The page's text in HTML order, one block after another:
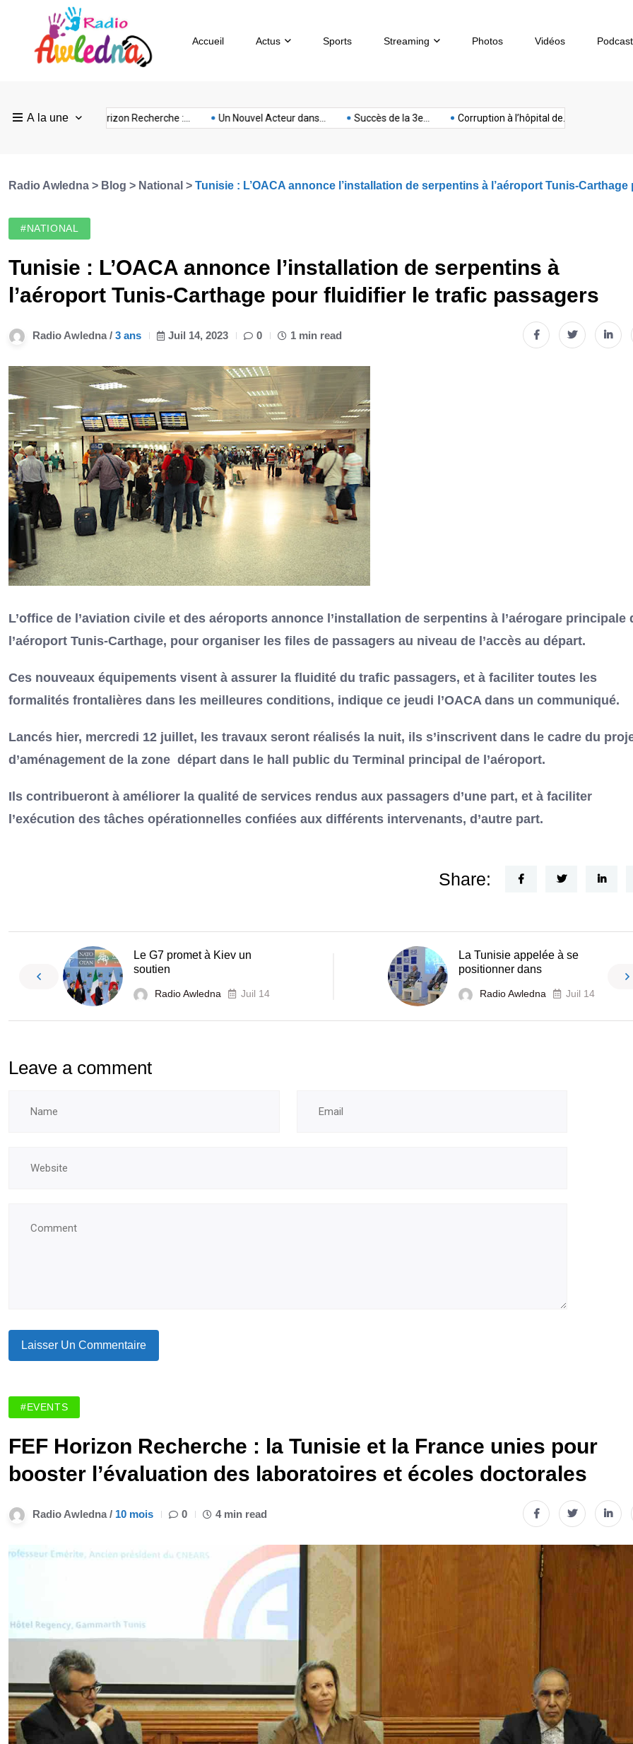
Accueil Actus Sports Streaming Photos Vidéos
A la une
:... FEF Horizon Recherche :... Un Nouvel Acteur dans... Succès de la 3e... Corruption à l’hôpital de...
nubia prison
Radio
Awledna
Realme
Sevilla
FC
Smartphone
sous-
marin
Spectacle Sport Tech terrorisme
Radio Awledna > Blog > National > Tunisie : L’OACA annonce l’installation de serpentins à l’aéroport Tunis-
#NATIONAL
Tunisie : L’OACA annonce l’installation de serpentins à
l’aéroport Tunis-Carthage pour fluidifier le trafic passagers
Radio Awledna / 3 ans Juil 14, 2023 0 1 min read
L’office de l’aviation civile et des aéroports annonce l’installation de serpentins à l’aérogare principale
l’aéroport Tunis-Carthage, pour organiser les files de passagers au niveau de l’accès au départ.
Ces nouveaux équipements visent à assurer la fluidité du trafic passagers, et à faciliter toutes les
formalités frontalières dans les meilleures conditions, indique ce jeudi l’OACA dans un communiqué.
Lancés hier, mercredi 12 juillet, les travaux seront réalisés la nuit, ils s’inscrivent dans le cadre du
d’aménagement de la zone départ dans le hall public du Terminal principal de l’aéroport.
Ils contribueront à améliorer la qualité de services rendus aux passagers d’une part, et à faciliter
l’exécution des tâches opérationnelles confiées aux différents intervenants, d’autre part.
Share:
Le G7 promet à Kiev un
soutien
Radio Awledna Juil 14
La Tunisie appelée à se
positionner dans
Radio Awledna Juil 14
Leave a comment
#EVENTS
FEF Horizon Recherche : la Tunisie et la France unies pour
booster l’évaluation des laboratoires et écoles doctorales
Radio Awledna / 10 mois 0 4 min read